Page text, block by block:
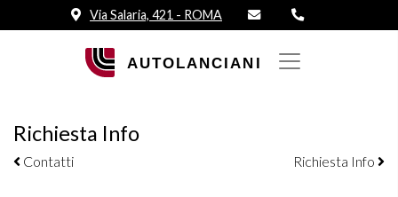
Via Salaria, 421 - ROMA
Richiesta Info
Navigazione elementi
Contatti Richiesta Info